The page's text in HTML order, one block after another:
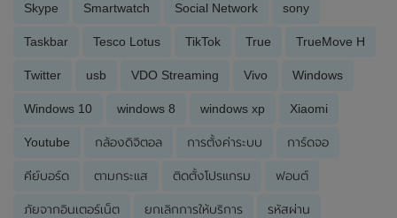
Skype Smartwatch Social Network sony
Taskbar Tesco Lotus TikTok True TrueMove H
Twitter usb VDO Streaming Vivo Windows
Windows 10 windows 8 windows xp Xiaomi
Youtube กล้องดิจิตอล การตั้งค่าระบบ การ์ดจอ
คีย์บอร์ด ตามกระแส ติดตั้งโปรแกรม ฟอนต์
ภัยจากอินเตอร์เน็ต ยกเลิกการให้บริการ รหัสผ่าน